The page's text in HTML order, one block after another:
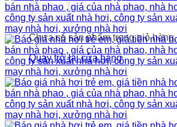
Chưa có sản phẩm trong giỏ hàng.
Quay trở lại cửa hàng